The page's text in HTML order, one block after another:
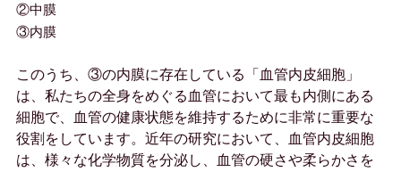
②中膜
③内膜
このうち、③の内膜に存在している「血管内皮細胞」
は、私たちの全身をめぐる血管において最も内側にある
細胞で、血管の健康状態を維持するために非常に重要な
役割をしています。近年の研究において、血管内皮細胞
は、様々な化学物質を分泌し、血管の硬さや柔らかさを